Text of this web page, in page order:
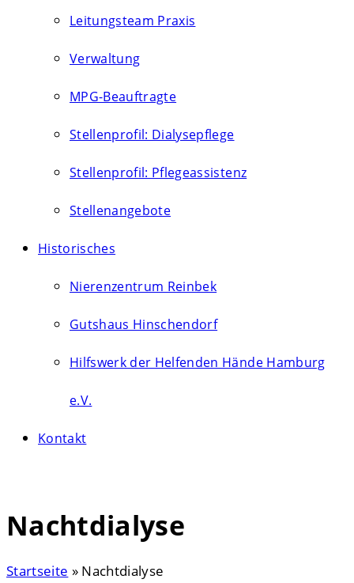
Leitungsteam Praxis
Verwaltung
MPG-Beauftragte
Stellenprofil: Dialysepflege
Stellenprofil: Pflegeassistenz
Stellenangebote
Historisches
Nierenzentrum Reinbek
Gutshaus Hinschendorf
Hilfswerk der Helfenden Hände Hamburg
e.V.
Kontakt
Nachtdialyse
Startseite » Nachtdialyse